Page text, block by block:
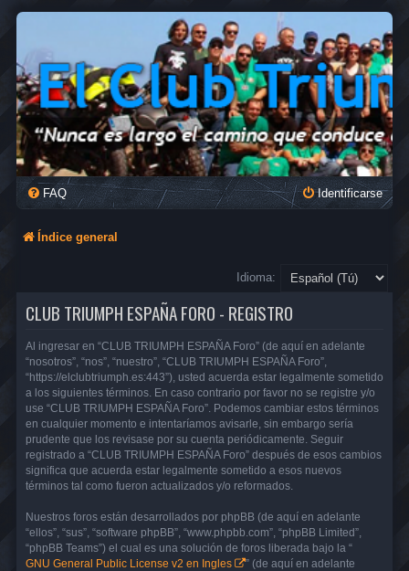
FAQ Identificarse
Índice general
Idioma:
CLUB TRIUMPH ESPAÑA FORO - REGISTRO
Al ingresar en “CLUB TRIUMPH ESPAÑA Foro” (de aquí en adelante
“nosotros”, “nos”, “nuestro”, “CLUB TRIUMPH ESPAÑA Foro”,
“https://elclubtriumph.es:443”), usted acuerda estar legalmente sometido
a los siguientes términos. En caso contrario por favor no se registre y/o
use “CLUB TRIUMPH ESPAÑA Foro”. Podemos cambiar estos términos
en cualquier momento e intentaríamos avisarle, sin embargo sería
prudente que los revisase por su cuenta periódicamente. Seguir
registrado a “CLUB TRIUMPH ESPAÑA Foro” después de esos cambios
significa que acuerda estar legalmente sometido a esos nuevos
términos tal como fueron actualizados y/o reformados.
Nuestros foros están desarrollados por phpBB (de aquí en adelante
“ellos”, “sus”, “software phpBB”, “www.phpbb.com”, “phpBB Limited”,
“phpBB Teams”) el cual es una solución de foros liberada bajo la “
GNU General Public License v2 en Ingles
” (de aquí en adelante